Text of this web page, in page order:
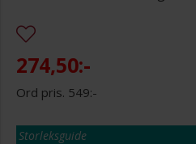
274,50:-
549:-
Storleksguide